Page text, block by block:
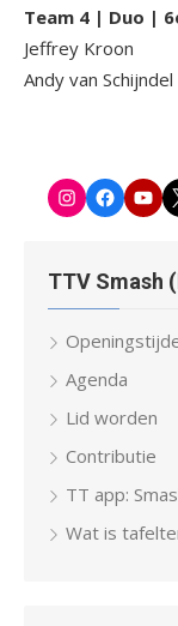
Team 4 | Duo |
Jeffrey Kroon
Andy van Schijndel
Instagram
pagina
TTV Smash
Agenda
Lid worden
Contributie
TT app:
Wat is